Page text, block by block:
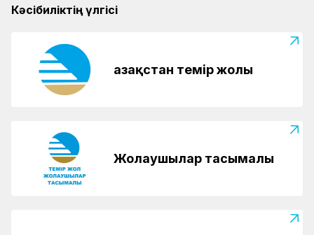
Кәсібиліктің үлгісі
Қазақстан темір жолы
Жолаушылар тасымалы